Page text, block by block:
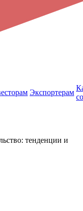
Экспортерам
тенденции и